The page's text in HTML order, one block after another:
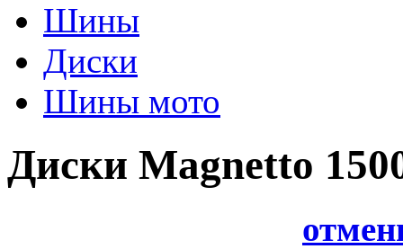
Шины
Диски
Шины мото
Диски Magnetto